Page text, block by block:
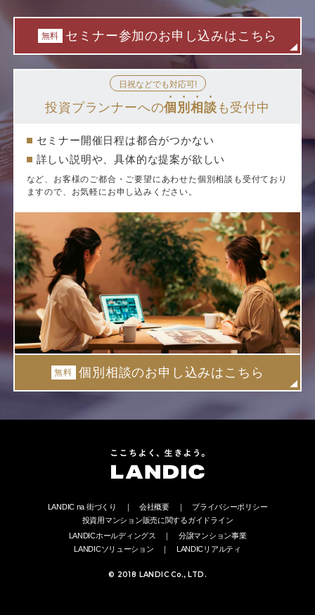
無料 セミナー参加のお申し込みはこちら
日祝などでも対応可!
投資プランナーへの個別相談 も受付中
セミナー開催日程は都合がつかない
詳しい説明や、具体的な提案が欲しい
など、お客様のご都合・ご要望にあわせた個別相談も受付ており
ますので、お気軽にお申し込みください。
無料 個別相談のお申し込みはこちら
LANDIC na 街づくり 会社概要
プライバシーポリシー
投資用マンション販売に関するガイドライン
LANDICホールディングス
分譲マンション事業
LANDICソリューション
LANDICリアルティ
© 2018 LANDIC Co., LTD.